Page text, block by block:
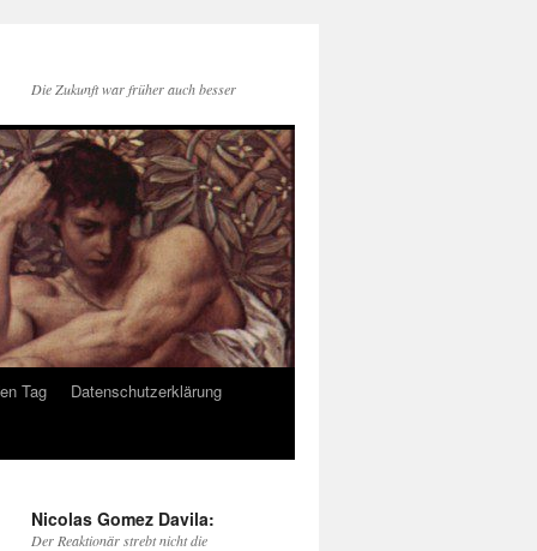
Die Zukunft war früher auch besser
Tag
Datenschutzerklärung
Nicolas Gomez Davila:
Der Reaktionär strebt nicht die